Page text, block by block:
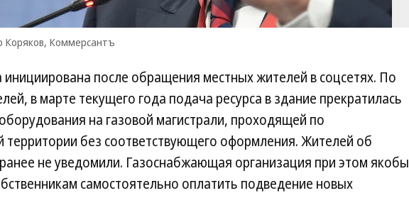
Коряков, Коммерсантъ
после обращения местных жителей в соцсетях. По
в марте текущего года подача ресурса в здание прекратилась
на газовой магистрали, проходящей по
территории без соответствующего оформления. Жителей об
не уведомили. Газоснабжающая организация при этом якобы
самостоятельно оплатить подведение новых